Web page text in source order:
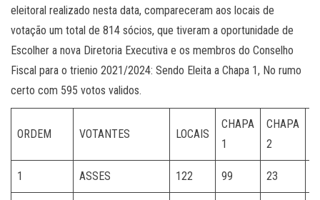
eleitoral realizado nesta data, compareceram aos locais de
votação um total de 814 sócios, que tiveram a oportunidade de
Escolher a nova Diretoria Executiva e os membros do Conselho
Fiscal para o trienio 2021/2024: Sendo Eleita a Chapa 1, No rumo
certo com 595 votos validos.
ORDEM VOTANTES LOCAIS
CHAPA
1
CHAPA
2
1 ASSES 122 99 23